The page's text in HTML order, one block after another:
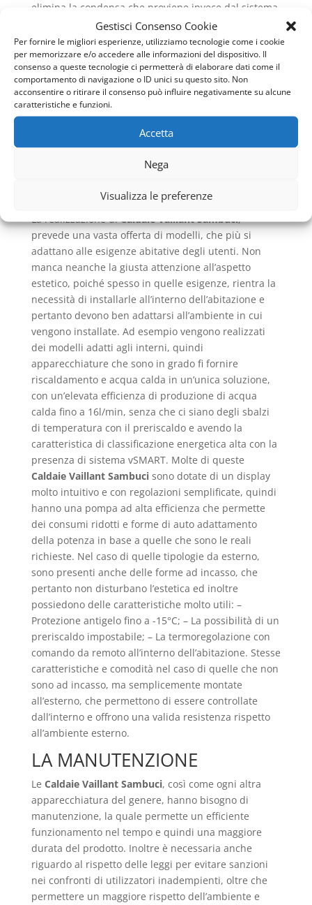
Gestisci Consenso Cookie
Per fornire le migliori esperienze, utilizziamo tecnologie come i cookie
per memorizzare e/o accedere alle informazioni del dispositivo. Il
consenso a queste tecnologie ci permetterà di elaborare dati come il
comportamento di navigazione o ID unici su questo sito. Non
acconsentire o ritirare il consenso può influire negativamente su alcune
caratteristiche e funzioni.
Accetta
Nega
Visualizza le preferenze
elimina la condensa che proviene invece dal sistema
di scarico dei fumi. Ed in relazione al fatto che ci si
riferisce, parlando diCaldaie Vaillant Sambuciad
apparecchiature per uso abitativo, riguardo al
concetto di smaltimento, non sono necessari
particolari accorgimenti poiché i condensati sono
ben neutralizzati dai prodotti del lavaggio e dagli
scarichi domestici: infatti secondo la norma UNI
11071, le caldaie con potenza al focolare inferiore ai
35 kW, possono scaricare in fogna senza provvedere
a neutralizzare l’acidità dei fumi.
LA VARIETÀ DI OFFERTA
La realizzazione diCaldaie Vaillant Sambuci,
prevede una vasta offerta di modelli, che più si
adattano alle esigenze abitative degli utenti. Non
manca neanche la giusta attenzione all’aspetto
estetico, poiché spesso in quelle esigenze, rientra la
necessità di installarle all’interno dell’abitazione e
pertanto devono ben adattarsi all’ambiente in cui
vengono installate. Ad esempio vengono realizzati
dei modelli adatti agli interni, quindi
apparecchiature che sono in grado fi fornire
riscaldamento e acqua calda in un’unica soluzione,
con un’elevata efficienza di produzione di acqua
calda fino a 16l/min, senza che ci siano degli sbalzi
di temperatura con il preriscaldo e avendo la
caratteristica di classificazione energetica alta con la
presenza di sistema vSMART. Molte di queste
Caldaie Vaillant Sambucisono dotate di un display
molto intuitivo e con regolazioni semplificate, quindi
hanno una pompa ad alta efficienza che permette
dei consumi ridotti e forme di auto adattamento
della potenza in base a quelle che sono le reali
richieste. Nel caso di quelle tipologie da esterno,
sono presenti anche delle forme ad incasso, che
pertanto non disturbano l’estetica ed inoltre
possiedono delle caratteristiche molto utili: –
Protezione antigelo fino a -15°C; – La possibilità di un
preriscaldo impostabile; – La termoregolazione con
comando da remoto all’interno dell’abitazione. Stesse
caratteristiche e comodità nel caso di quelle che non
sono ad incasso, ma semplicemente montate
all’esterno, che permettono di essere controllate
dall’interno e offrono una valida resistenza rispetto
all’ambiente esterno.
LA MANUTENZIONE
Le Caldaie Vaillant Sambuci, così come ogni altra
apparecchiatura del genere, hanno bisogno di
manutenzione, la quale permette un efficiente
funzionamento nel tempo e quindi una maggiore
durata del prodotto. Inoltre è necessaria anche
riguardo al rispetto delle leggi per evitare sanzioni
nei confronti di utilizzatori inadempienti, oltre che
permettere un maggiore rispetto dell’ambiente e